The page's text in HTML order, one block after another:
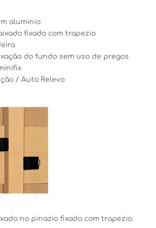
aluminio
fixado com trapezio
do fundo sem uso de pregos
/ Auto Relevo
no pinazio fixado com trapezio.